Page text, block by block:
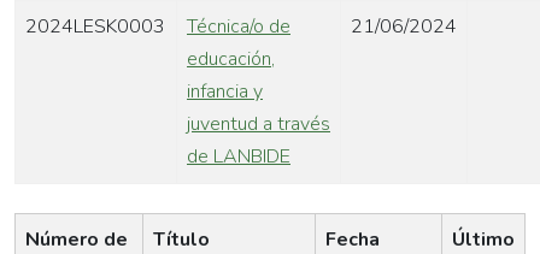
2024LESK0003
Técnica/o de
educación,
infancia y
juventud a través
de LANBIDE
21/06/2024
Número de
Título
Fecha
Último